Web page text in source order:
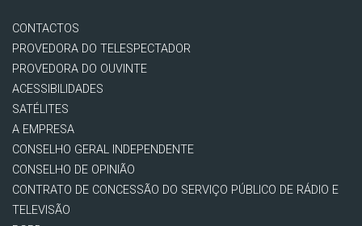
CONTACTOS
PROVEDORA DO TELESPECTADOR
PROVEDORA DO OUVINTE
ACESSIBILIDADES
SATÉLITES
A EMPRESA
CONSELHO GERAL INDEPENDENTE
CONSELHO DE OPINIÃO
CONTRATO DE CONCESSÃO DO SERVIÇO PÚBLICO DE RÁDIO E
TELEVISÃO